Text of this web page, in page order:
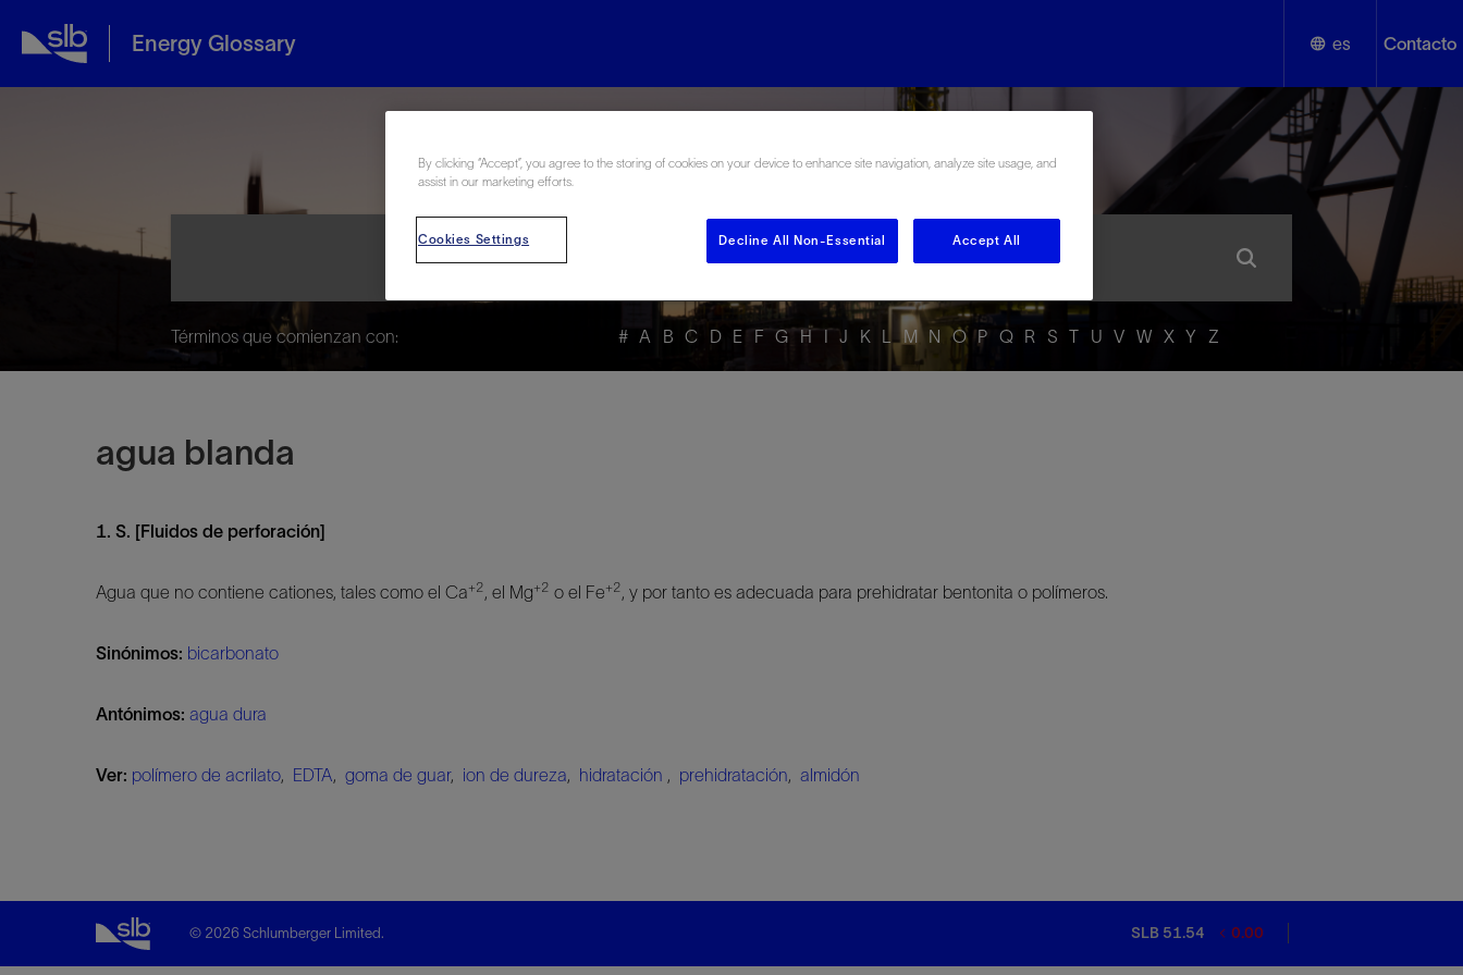
Energy Glossary es
English
Español
Contacto
Energy Glossary en Español
Términos que comienzan con: # A B C D E F G H I J K L M N O P Q R S T U V W X Y Z
agua blanda
1. S. [Fluidos de perforación]
Agua que no contiene cationes, tales como el Ca+2, el Mg+2 o el Fe+2, y por tanto es adecuada para prehidratar bentonita o polímeros.
Sinónimos: bicarbonato
Antónimos: agua dura
Ver: polímero de acrilato, EDTA, goma de guar, ion de dureza, hidratación , prehidratación, almidón
© 2026 Schlumberger Limited. SLB 51.54 0.00
By clicking “Accept”, you agree to the storing of cookies on your device to enhance site navigation, analyze site usage, and
assist in our marketing efforts.
Cookies Settings Decline All Non-Essential Accept All